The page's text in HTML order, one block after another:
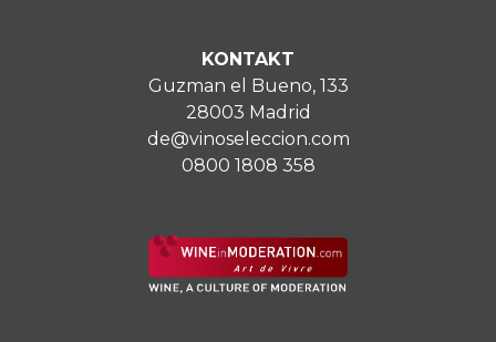
KONTAKT
Guzman el Bueno, 133
28003 Madrid
de@vinoseleccion.com
0800 1808 358